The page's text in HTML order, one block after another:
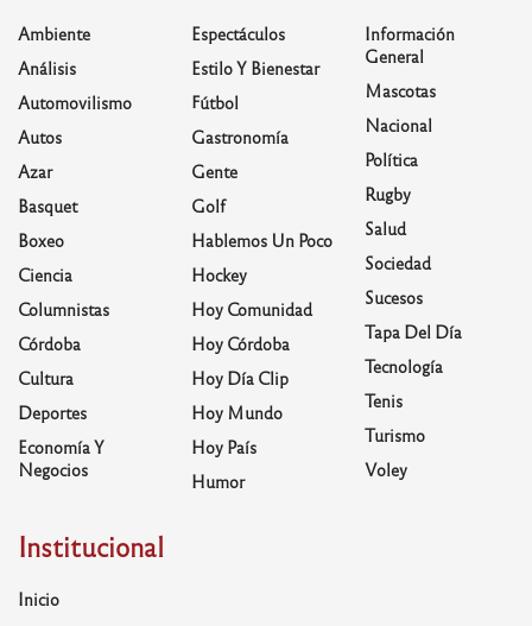
Ambiente
Análisis
Automovilismo
Autos
Azar
Basquet
Boxeo
Ciencia
Columnistas
Córdoba
Cultura
Deportes
Economía Y
Negocios
Espectáculos
Estilo Y Bienestar
Fútbol
Gastronomía
Gente
Golf
Hablemos Un Poco
Hockey
Hoy Comunidad
Hoy Córdoba
Hoy Día Clip
Hoy Mundo
Hoy País
Humor
Información
General
Mascotas
Nacional
Política
Rugby
Salud
Sociedad
Sucesos
Tapa Del Día
Tecnología
Tenis
Turismo
Voley
Institucional
Inicio